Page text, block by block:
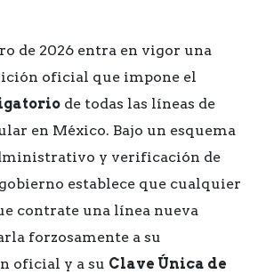
de 2026 entra en vigor una
oficial que impone el
de todas las líneas de
en México. Bajo un esquema
y verificación de
establece que cualquier
contrate una línea nueva
forzosamente a su
oficial y a su Clave Única de